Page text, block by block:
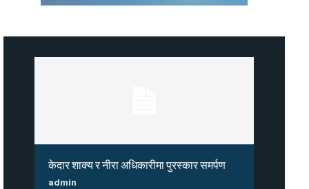
केदार शाक्य र नीरा अधिकारीमा पुरस्कार समर्पण
admin